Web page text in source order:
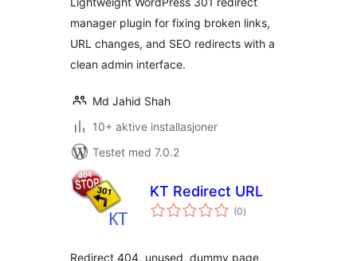
manager plugin for fixing broken links,
URL changes, and SEO redirects with a
clean admin interface.
Md Jahid Shah
10+ aktive installasjoner
Testet med 7.0.2
KT Redirect URL
(0totale
vurderinger
)
Redirect 404, unused, dummy page,